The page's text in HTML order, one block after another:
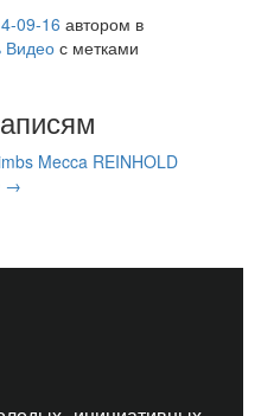
09-16 автором в
Видео с метками
Mecca REINHOLD
→